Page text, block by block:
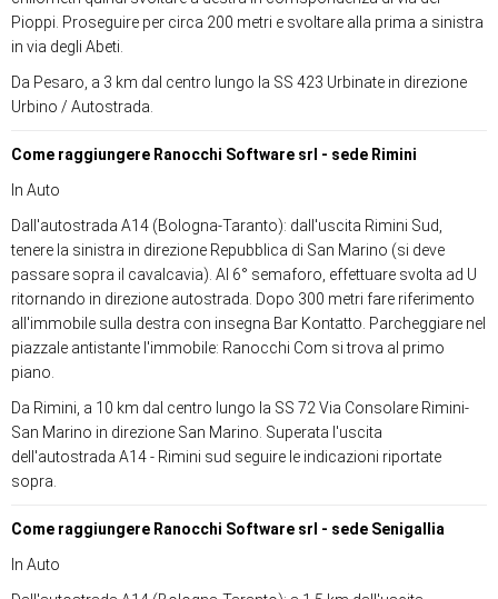
Pioppi. Proseguire per circa 200 metri e svoltare alla prima a sinistra
in via degli Abeti.
Da Pesaro, a 3 km dal centro lungo la SS 423 Urbinate in direzione
Urbino / Autostrada.
Come raggiungere Ranocchi Software srl - sede Rimini
In Auto
Dall'autostrada A14 (Bologna-Taranto): dall'uscita Rimini Sud,
tenere la sinistra in direzione Repubblica di San Marino (si deve
passare sopra il cavalcavia). Al 6° semaforo, effettuare svolta ad U
ritornando in direzione autostrada. Dopo 300 metri fare riferimento
all'immobile sulla destra con insegna Bar Kontatto. Parcheggiare nel
piazzale antistante l'immobile: Ranocchi Com si trova al primo
piano.
Da Rimini, a 10 km dal centro lungo la SS 72 Via Consolare Rimini-
San Marino in direzione San Marino. Superata l'uscita
dell'autostrada A14 - Rimini sud seguire le indicazioni riportate
sopra.
Come raggiungere Ranocchi Software srl - sede Senigallia
In Auto